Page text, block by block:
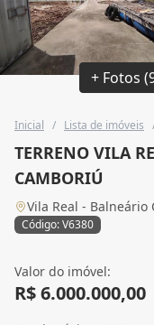
+ Fotos
Inicial / Lista de imóveis
TERRENO VILA
CAMBORIÚ
Vila Real - Balneário
Código: V6380
Valor do imóvel:
R$ 6.000.000,00